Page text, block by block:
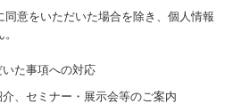
意をいただいた場合を除き、個人情報
た事項への対応
、セミナー・展示会等のご案内